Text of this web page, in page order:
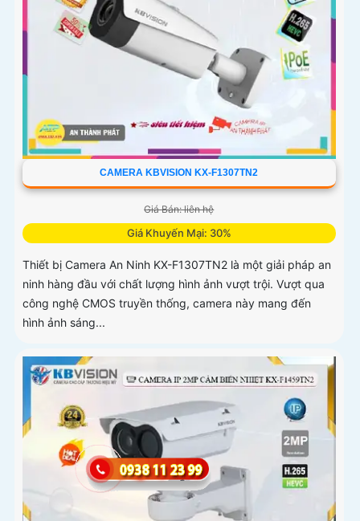
CAMERA KBVISION KX-F1307TN2
Giá Bán: liên hệ
Giá Khuyến Mại: 30%
Thiết bị Camera An Ninh KX-F1307TN2 là một giải pháp an
ninh hàng đầu với chất lượng hình ảnh vượt trội. Vượt qua
công nghệ CMOS truyền thống, camera này mang đến
hình ảnh sáng...